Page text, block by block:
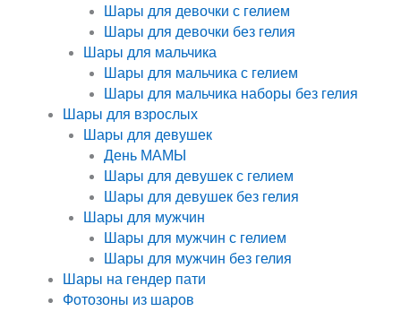
Шары для девочки с гелием
Шары для девочки без гелия
Шары для мальчика
Шары для мальчика с гелием
Шары для мальчика наборы без гелия
Шары для взрослых
Шары для девушек
День МАМЫ
Шары для девушек с гелием
Шары для девушек без гелия
Шары для мужчин
Шары для мужчин с гелием
Шары для мужчин без гелия
Шары на гендер пати
Фотозоны из шаров